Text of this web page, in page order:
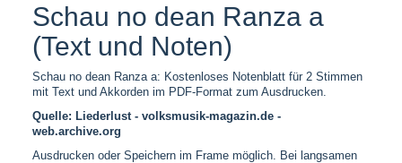
Schau no dean Ranza a
(Text und Noten)
Schau no dean Ranza a: Kostenloses Notenblatt für 2 Stimmen
mit Text und Akkorden im PDF-Format zum Ausdrucken.
Quelle: Liederlust - volksmusik-magazin.de -
web.archive.org
Ausdrucken oder Speichern im Frame möglich. Bei langsamen